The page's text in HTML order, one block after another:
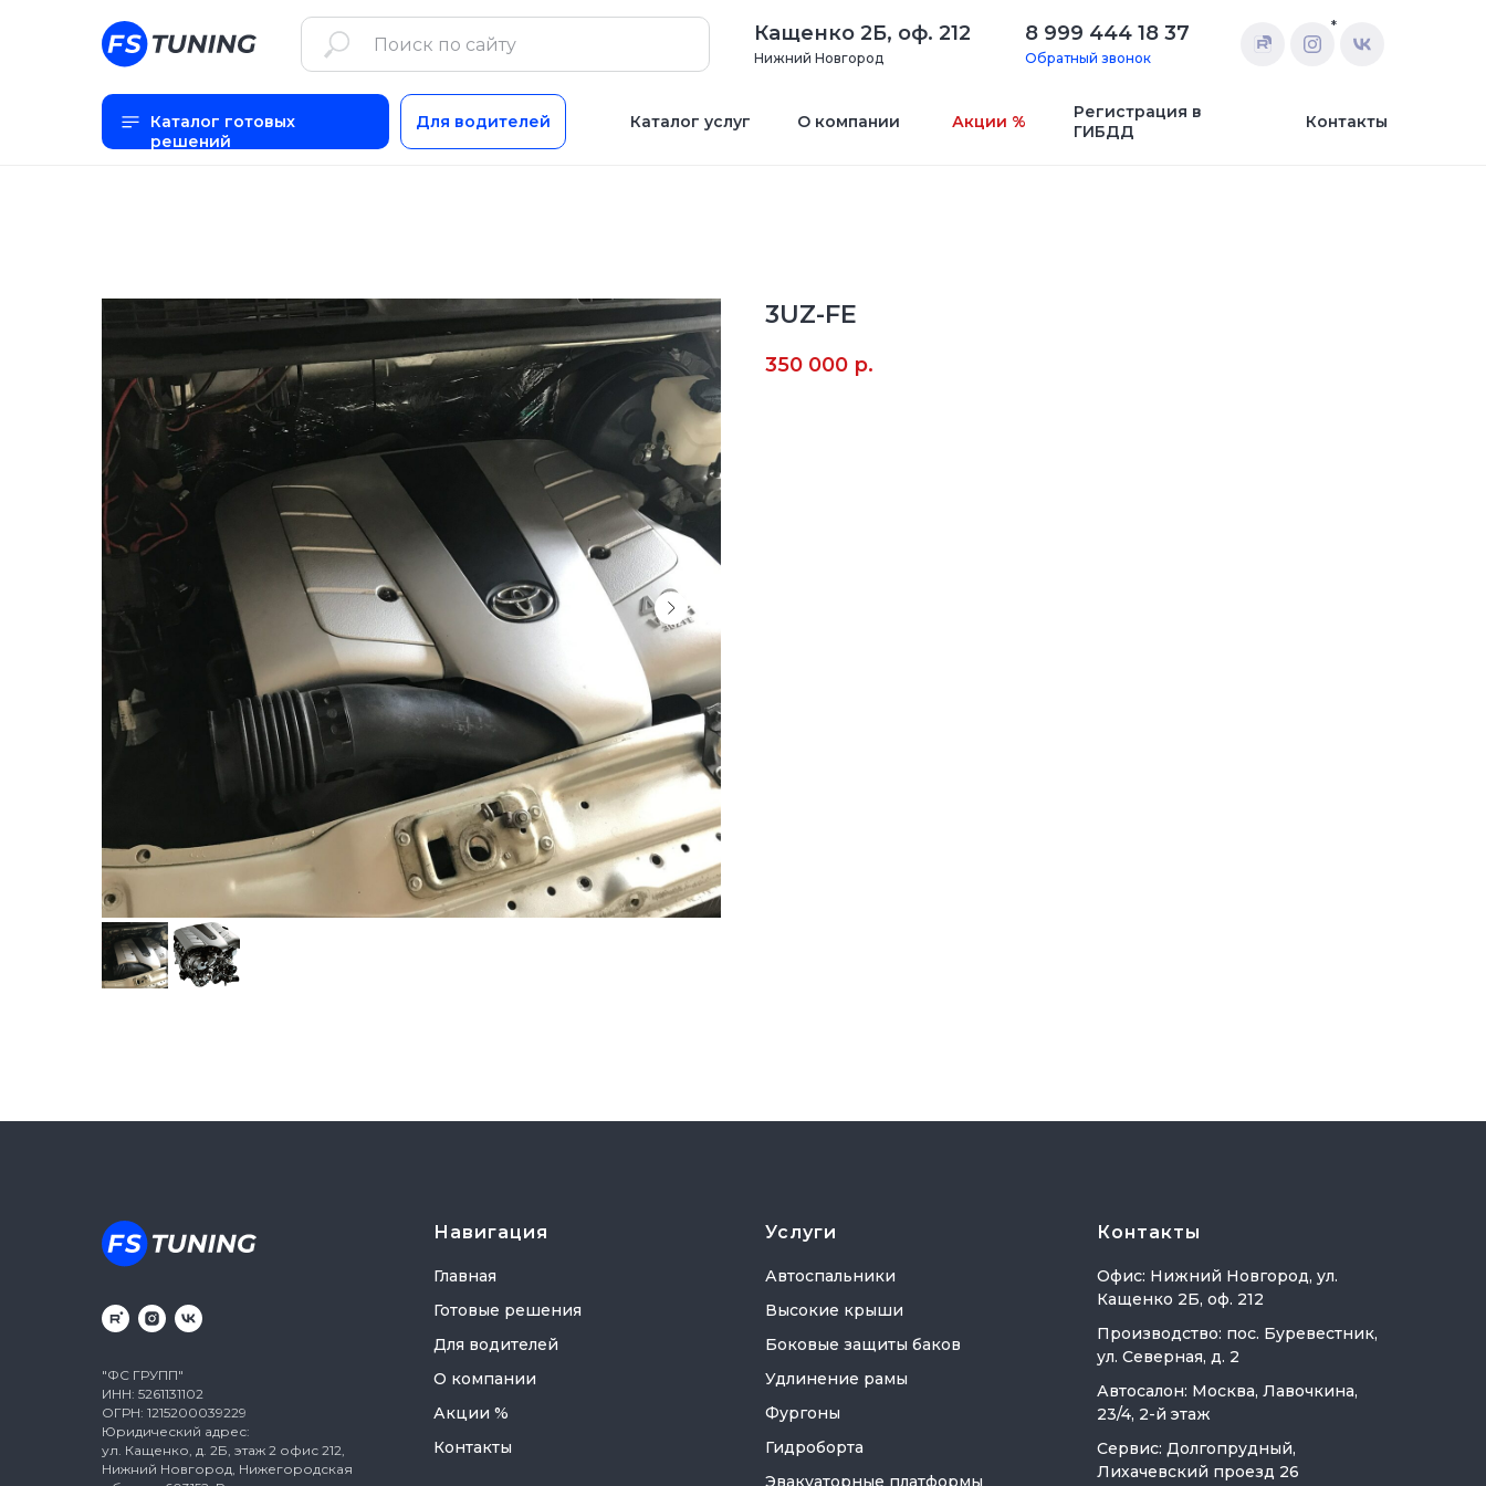
Кащенко 2Б, оф. 212
Нижний Новгород
*
8 999 444 18 37
Обратный звонок
Каталог готовых
решений
Для водителей Каталог услуг О компании Акции %
Регистрация в
ГИБДД
Контакты
3UZ-FE
350 000 р.
"ФС ГРУПП"
ИНН: 5261131102
ОГРН: 1215200039229
Юридический адрес:
ул. Кащенко, д. 2Б, этаж 2 офис 212,
Нижний Новгород, Нижегородская
Навигация
Главная
Готовые решения
Для водителей
О компании
Акции %
Контакты
Услуги
Автоспальники
Высокие крыши
Боковые защиты баков
Удлинение рамы
Фургоны
Гидроборта
Эвакуаторные платформы
Контакты
Офис: Нижний Новгород, ул.
Кащенко 2Б, оф. 212
Производство: пос. Буревестник,
ул. Северная, д. 2
Автосалон: Москва, Лавочкина,
23/4, 2-й этаж
Сервис: Долгопрудный,
Лихачевский проезд 26